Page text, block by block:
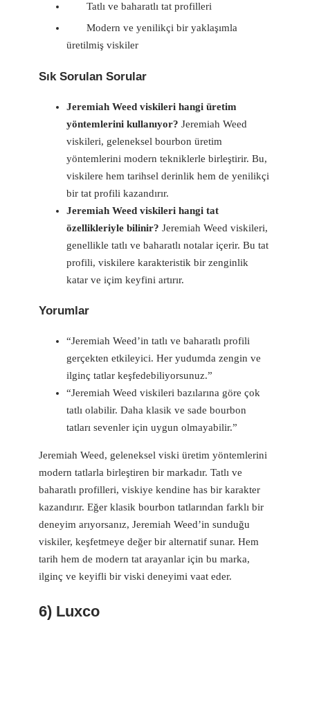
Tatlı ve baharatlı tat profilleri
Modern ve yenilikçi bir yaklaşımla
üretilmiş viskiler
Sık Sorulan Sorular
Jeremiah Weed viskileri hangi üretim
yöntemlerini kullanıyor? Jeremiah Weed
viskileri, geleneksel bourbon üretim
yöntemlerini modern tekniklerle birleştirir. Bu,
viskilere hem tarihsel derinlik hem de yenilikçi
bir tat profili kazandırır.
Jeremiah Weed viskileri hangi tat
özellikleriyle bilinir? Jeremiah Weed viskileri,
genellikle tatlı ve baharatlı notalar içerir. Bu tat
profili, viskilere karakteristik bir zenginlik
katar ve içim keyfini artırır.
Yorumlar
“Jeremiah Weed’in tatlı ve baharatlı profili
gerçekten etkileyici. Her yudumda zengin ve
ilginç tatlar keşfedebiliyorsunuz.”
“Jeremiah Weed viskileri bazılarına göre çok
tatlı olabilir. Daha klasik ve sade bourbon
tatları sevenler için uygun olmayabilir.”
Jeremiah Weed, geleneksel viski üretim yöntemlerini
modern tatlarla birleştiren bir markadır. Tatlı ve
baharatlı profilleri, viskiye kendine has bir karakter
kazandırır. Eğer klasik bourbon tatlarından farklı bir
deneyim arıyorsanız, Jeremiah Weed’in sunduğu
viskiler, keşfetmeye değer bir alternatif sunar. Hem
tarih hem de modern tat arayanlar için bu marka,
ilginç ve keyifli bir viski deneyimi vaat eder.
6) Luxco